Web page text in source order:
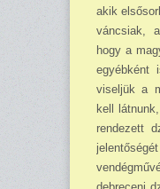
akik
váncsiak,
hogy a
egyéb­ként
viseljük a
kell
rendezett